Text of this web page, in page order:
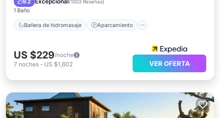
9.2 (1003 Reseñas)
1 Baño
Bañera de hidromasaje Aparcamiento
US $229/noche
7 noches - US $1,602 VER OFERTA